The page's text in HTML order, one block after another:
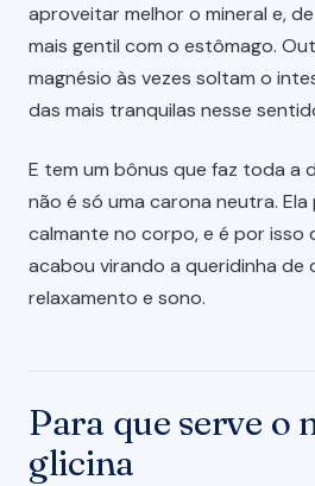
aproveitar melhor o mineral e,
mais gentil com o estômago.
magnésio às vezes soltam o
das mais tranquilas nesse
E tem um bônus que faz toda a
não é só uma carona neutra.
calmante no corpo, e é por isso
acabou virando a queridinha de
relaxamento e sono.
Para que serve o
glicina